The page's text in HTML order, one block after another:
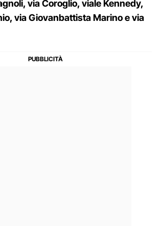
via Coroglio, viale Kennedy,
via Giovanbattista Marino e via